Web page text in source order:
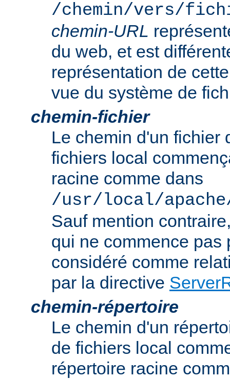
/chemin/vers/
chemin-URL
du web, et est
représentation de
vue du système de
chemin-fichier
Le chemin d'un fichier
fichiers local
racine comme dans
/usr/local/
Sauf mention
qui ne commence pas
considéré comme
par la directive
chemin-répertoire
Le chemin d'un
de fichiers local
répertoire racine